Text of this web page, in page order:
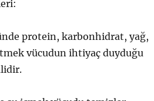
protein, karbonhidrat, yağ,
vücudun ihtiyaç duyduğu